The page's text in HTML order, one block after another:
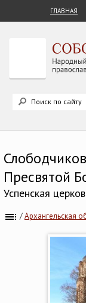
ГЛАВНАЯ
Пресвятой
Успенская
/Архангельская